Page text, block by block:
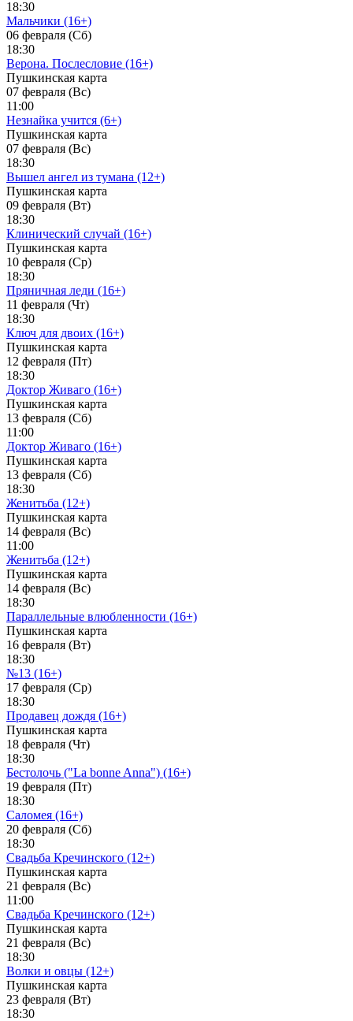
18:30
Мальчики (16+)
06 февраля (Сб)
18:30
Верона. Послесловие (16+)
Пушкинская карта
07 февраля (Вс)
11:00
Незнайка учится (6+)
Пушкинская карта
07 февраля (Вс)
18:30
Вышел ангел из тумана (12+)
Пушкинская карта
09 февраля (Вт)
18:30
Клинический случай (16+)
Пушкинская карта
10 февраля (Ср)
18:30
Пряничная леди (16+)
11 февраля (Чт)
18:30
Ключ для двоих (16+)
Пушкинская карта
12 февраля (Пт)
18:30
Доктор Живаго (16+)
Пушкинская карта
13 февраля (Сб)
11:00
Доктор Живаго (16+)
Пушкинская карта
13 февраля (Сб)
18:30
Женитьба (12+)
Пушкинская карта
14 февраля (Вс)
11:00
Женитьба (12+)
Пушкинская карта
14 февраля (Вс)
18:30
Параллельные влюбленности (16+)
Пушкинская карта
16 февраля (Вт)
18:30
№13 (16+)
17 февраля (Ср)
18:30
Продавец дождя (16+)
Пушкинская карта
18 февраля (Чт)
18:30
Бестолочь ("La bonne Anna") (16+)
19 февраля (Пт)
18:30
Саломея (16+)
20 февраля (Сб)
18:30
Свадьба Кречинского (12+)
Пушкинская карта
21 февраля (Вс)
11:00
Свадьба Кречинского (12+)
Пушкинская карта
21 февраля (Вс)
18:30
Волки и овцы (12+)
Пушкинская карта
23 февраля (Вт)
18:30